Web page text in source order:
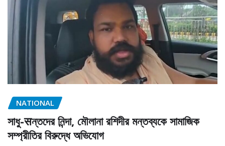
NATIONAL
সাধু-सন্তদের নিন্দা, মৌলানা রশিদীর মন্তব্যকে সামাজিক
সম্প্রীতির বিরুদ্ধে অভিযোগ